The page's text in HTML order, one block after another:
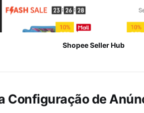
Shopee Seller Hub
Configuração de